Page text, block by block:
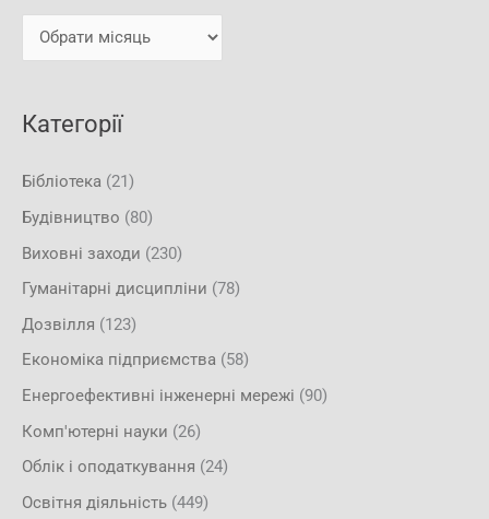
т
Категорії
Бібліотека (21)
Будівництво (80)
Виховні заходи (230)
Гуманітарні дисципліни (78)
Дозвілля (123)
Економіка підприємства (58)
Енергоефективні інженерні мережі (90)
Комп'ютерні науки (26)
Облік і оподаткування (24)
Освітня діяльність (449)